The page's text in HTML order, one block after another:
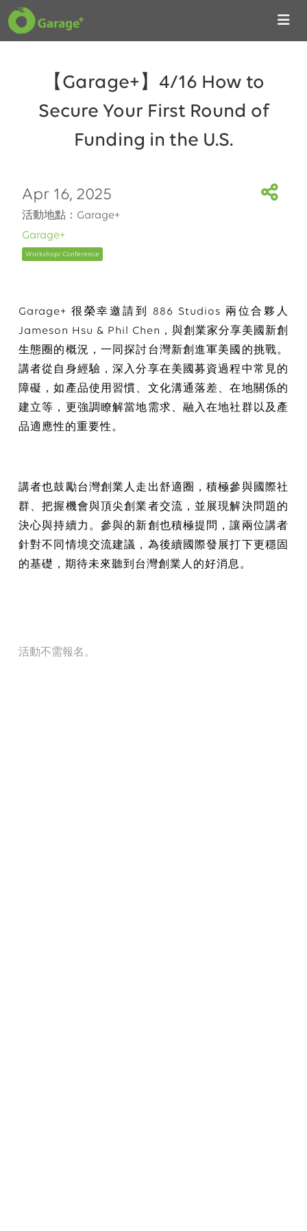
【Garage+】4/16 How to
Secure Your First Round of
Funding in the U.S.
Apr 16, 2025
活動地點：Garage+
Garage+
Workshop/ Conference
Garage+ 很榮幸邀請到 886 Studios 兩位合夥人
Jameson Hsu & Phil Chen，與創業家分享美國新創
生態圈的概況，一同探討台灣新創進軍美國的挑戰。
講者從自身經驗，深入分享在美國募資過程中常見的
障礙，如產品使用習慣、文化溝通落差、在地關係的
建立等，更強調瞭解當地需求、融入在地社群以及產
品適應性的重要性。
講者也鼓勵台灣創業人走出舒適圈，積極參與國際社
群、把握機會與頂尖創業者交流，並展現解決問題的
決心與持續力。參與的新創也積極提問，讓兩位講者
針對不同情境交流建議，為後續國際發展打下更穩固
的基礎，期待未來聽到台灣創業人的好消息。
活動不需報名。